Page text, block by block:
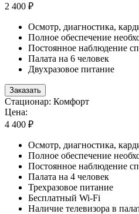
2 400 ₽
Осмотр, диагностика,
Полное обеспечение
Постоянное наблюдение
Палата на 6 человек
Двухразовое питание
Заказать
Стационар: Комфорт
Цена:
4 400 ₽
Осмотр, диагностика,
Полное обеспечение
Постоянное наблюдение
Палата на 4 человек
Трехразовое питание
Бесплатный Wi-Fi
Наличие телевизора в